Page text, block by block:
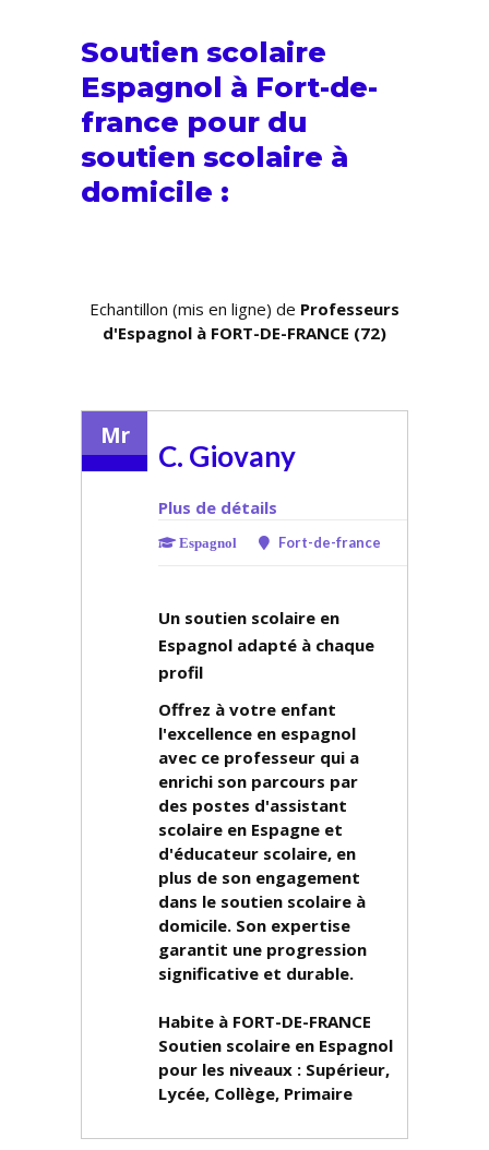
Soutien scolaire
Espagnol à Fort-de-
france pour du
soutien scolaire à
domicile :
Echantillon (mis en ligne) de Professeurs
d'Espagnol à FORT-DE-FRANCE (72)
Mr
C. Giovany
Plus de détails
Espagnol Fort-de-france
Un soutien scolaire en
Espagnol adapté à chaque
profil
Offrez à votre enfant
l'excellence en espagnol
avec ce professeur qui a
enrichi son parcours par
des postes d'assistant
scolaire en Espagne et
d'éducateur scolaire, en
plus de son engagement
dans le soutien scolaire à
domicile. Son expertise
garantit une progression
significative et durable.
Habite à FORT-DE-FRANCE
Soutien scolaire en Espagnol
pour les niveaux : Supérieur,
Lycée, Collège, Primaire